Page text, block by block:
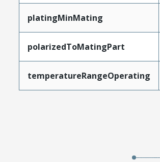
platingMinMating
polarizedToMatingPart
temperatureRangeOperating